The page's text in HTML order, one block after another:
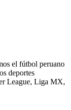
el fútbol peruano
deportes
League, Liga MX,